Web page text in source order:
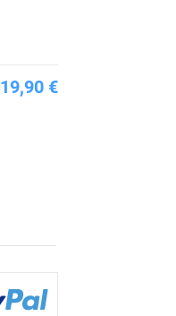
19,90 €